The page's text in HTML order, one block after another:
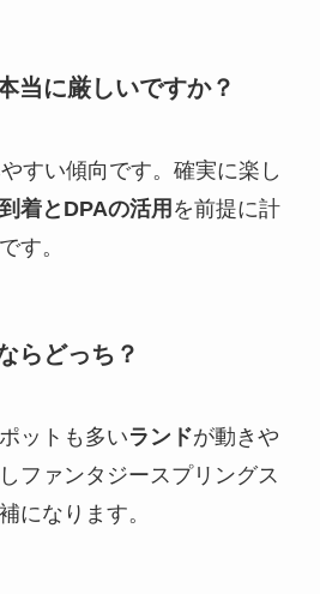
当に厳しいですか？
すい傾向です。確実に楽し
着とDPAの活用 を前提に計
す。
らどっち？
ットも多いランドが動きや
ファンタジースプリングス
になります。